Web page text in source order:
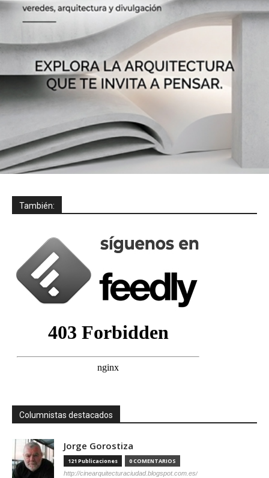
También:
Columnistas destacados
Jorge Gorostiza
121 Publicaciones 0 COMENTARIOS
http://cinearquitecturaciudad.blogspot.com.es/